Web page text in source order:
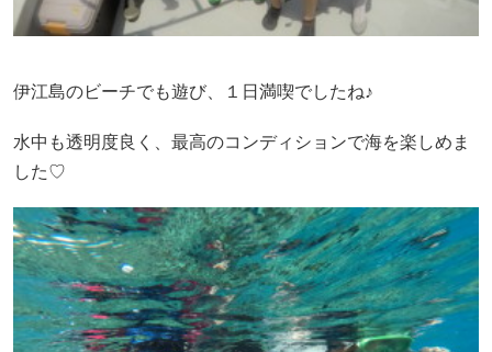
伊江島のビーチでも遊び、１日満喫でしたね♪
水中も透明度良く、最高のコンディションで海を楽しめま
した♡